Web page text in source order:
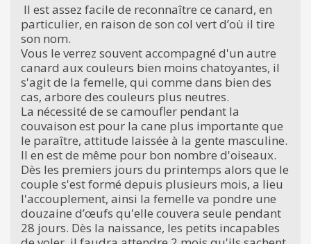
Il est assez facile de reconnaître ce canard, en
particulier, en raison de son col vert d’où il tire
son nom.
Vous le verrez souvent accompagné d'un autre
canard aux couleurs bien moins chatoyantes, il
s'agit de la femelle, qui comme dans bien des
cas, arbore des couleurs plus neutres.
La nécessité de se camoufler pendant la
couvaison est pour la cane plus importante que
le paraître, attitude laissée à la gente masculine.
Il en est de même pour bon nombre d'oiseaux.
Dès les premiers jours du printemps alors que le
couple s'est formé depuis plusieurs mois, a lieu
l'accouplement, ainsi la femelle va pondre une
douzaine d’œufs qu'elle couvera seule pendant
28 jours. Dès la naissance, les petits incapables